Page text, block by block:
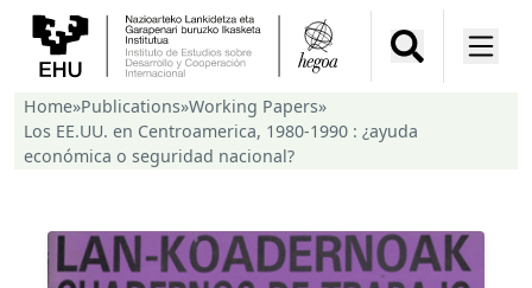
Home»Publications»Working Papers»
Los EE.UU. en Centroamerica, 1980-1990 : ¿ayuda
económica o seguridad nacional?